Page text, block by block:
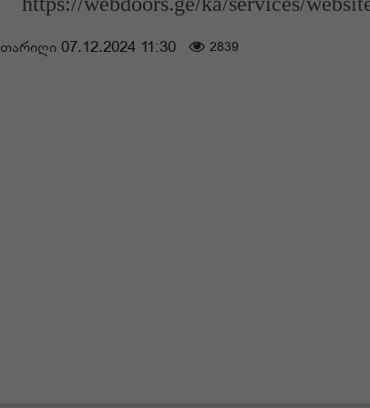
თარიღი 07.12.2024 11:30 2839